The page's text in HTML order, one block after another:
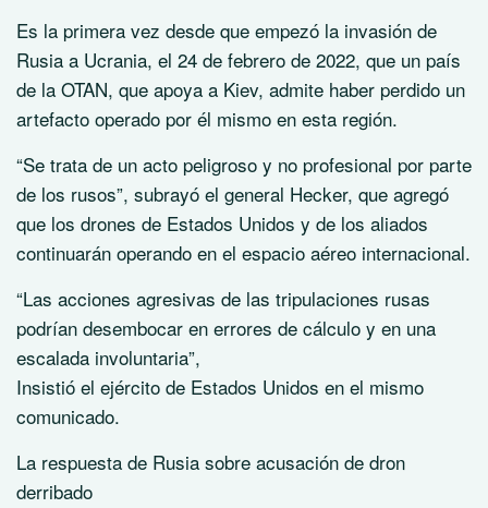
Es la primera vez desde que empezó la invasión de
Rusia a Ucrania, el 24 de febrero de 2022, que un país
de la OTAN, que apoya a Kiev, admite haber perdido un
artefacto operado por él mismo en esta región.
“Se trata de un acto peligroso y no profesional por parte
de los rusos”, subrayó el general Hecker, que agregó
que los drones de Estados Unidos y de los aliados
continuarán operando en el espacio aéreo internacional.
“Las acciones agresivas de las tripulaciones rusas
podrían desembocar en errores de cálculo y en una
escalada involuntaria”,
Insistió el ejército de Estados Unidos en el mismo
comunicado.
La respuesta de Rusia sobre acusación de dron
derribado